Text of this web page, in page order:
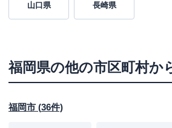
山口県 長崎県
福岡県の他の市区町村か
福岡市 (36件)